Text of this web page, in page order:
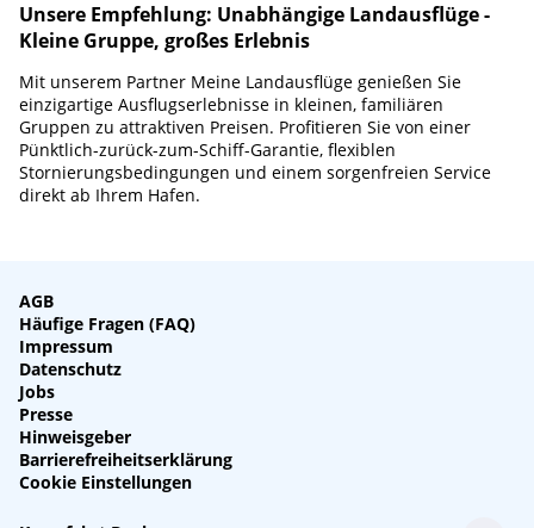
Unsere Empfehlung: Unabhängige Landausflüge -
Kleine Gruppe, großes Erlebnis
Mit unserem Partner Meine Landausflüge genießen Sie
einzigartige Ausflugserlebnisse in kleinen, familiären
Gruppen zu attraktiven Preisen. Profitieren Sie von einer
Pünktlich-zurück-zum-Schiff-Garantie, flexiblen
Stornierungsbedingungen und einem sorgenfreien Service
direkt ab Ihrem Hafen.
AGB
Häufige Fragen (FAQ)
Impressum
Datenschutz
Jobs
Presse
Hinweisgeber
Barrierefreiheitserklärung
Cookie Einstellungen